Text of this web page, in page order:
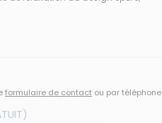
formulaire de contact ou par téléphone